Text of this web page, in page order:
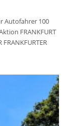
Autofahrer 100
FRANKFURT